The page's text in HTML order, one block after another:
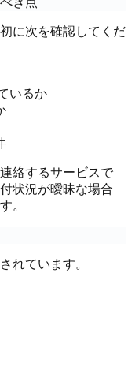
に次を確認してくだ
いるか
絡するサービスで
状況が曖昧な場合
。
れています。